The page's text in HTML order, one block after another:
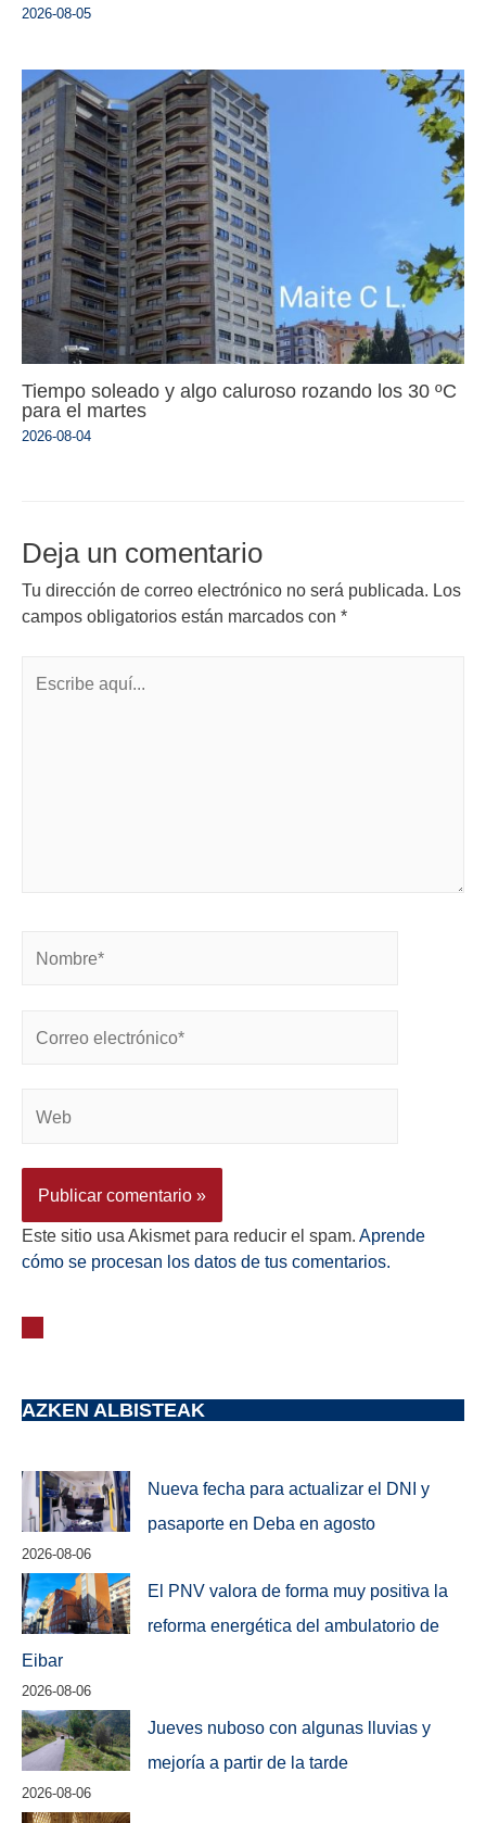
2026-08-05
Tiempo soleado y algo caluroso rozando los 30 ºC
para el martes
2026-08-04
Deja un comentario
Tu dirección de correo electrónico no será publicada. Los
campos obligatorios están marcados con *
Este sitio usa Akismet para reducir el spam. Aprende
cómo se procesan los datos de tus comentarios.
AZKEN ALBISTEAK
Nueva fecha para actualizar el DNI y
pasaporte en Deba en agosto
2026-08-06
El PNV valora de forma muy positiva la
reforma energética del ambulatorio de
Eibar
2026-08-06
Jueves nuboso con algunas lluvias y
mejoría a partir de la tarde
2026-08-06